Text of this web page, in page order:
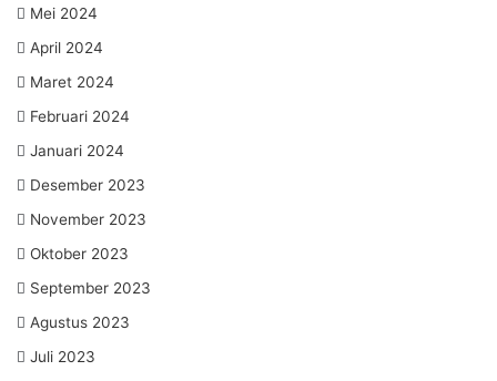
Mei 2024
April 2024
Maret 2024
Februari 2024
Januari 2024
Desember 2023
November 2023
Oktober 2023
September 2023
Agustus 2023
Juli 2023